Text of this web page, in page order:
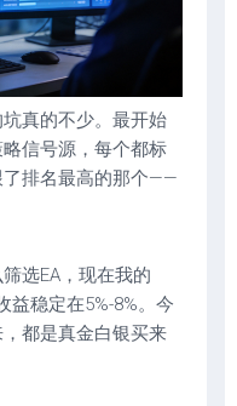
真的不少。最开始
信号源，每个都标
了排名最高的那个——
选EA，现在我的
益稳定在5%-8%。今
都是真金白银买来